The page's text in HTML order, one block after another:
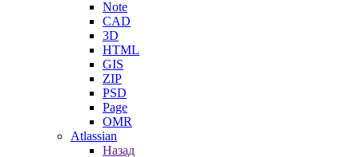
Note
CAD
3D
HTML
GIS
ZIP
PSD
Page
OMR
Atlassian
Назад